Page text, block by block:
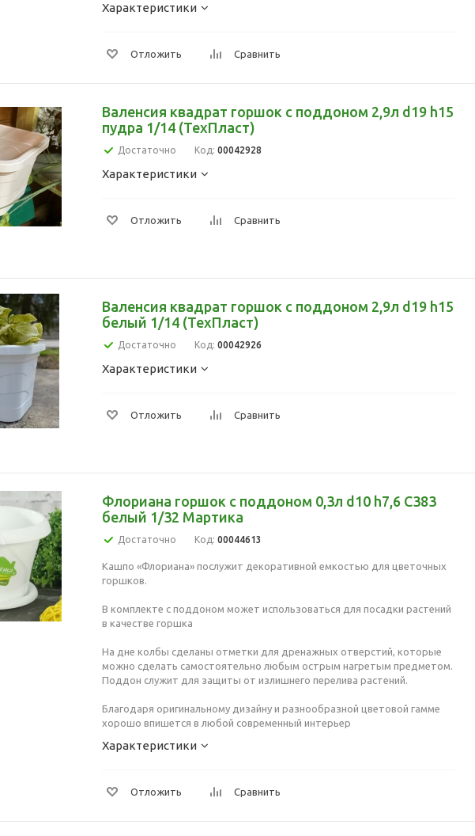
Характеристики
Отложить Сравнить
Валенсия квадрат горшок с поддоном 2,9л d19 h15
пудра 1/14 (ТехПласт)
Достаточно Код: 00042928
Характеристики
Отложить Сравнить
Валенсия квадрат горшок с поддоном 2,9л d19 h15
белый 1/14 (ТехПласт)
Достаточно Код: 00042926
Характеристики
Отложить Сравнить
Флориана горшок с поддоном 0,3л d10 h7,6 C383
белый 1/32 Мартика
Достаточно Код: 00044613
Кашпо «Флориана» послужит декоративной емкостью для цветочных
горшков.
В комплекте с поддоном может использоваться для посадки растений
в качестве горшка
На дне колбы сделаны отметки для дренажных отверстий, которые
можно сделать самостоятельно любым острым нагретым предметом.
Поддон служит для защиты от излишнего перелива растений.
Благодаря оригинальному дизайну и разнообразной цветовой гамме
хорошо впишется в любой современный интерьер
Характеристики
Отложить Сравнить